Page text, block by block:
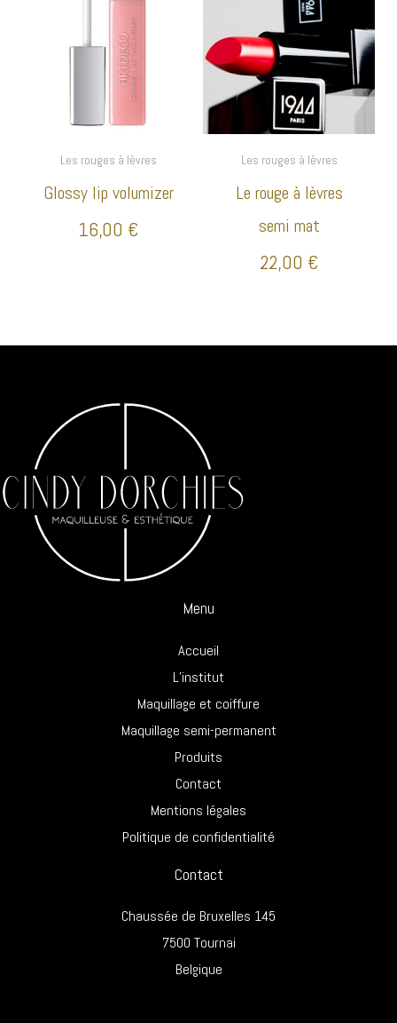
Les rouges à lèvres
Glossy lip volumizer
16,00 €
Les rouges à lèvres
Le rouge à lèvres
semi mat
22,00 €
Menu
Accueil
L’institut
Maquillage et coiffure
Maquillage semi-permanent
Produits
Contact
Mentions légales
Politique de confidentialité
Contact
Chaussée de Bruxelles 145
7500 Tournai
Belgique